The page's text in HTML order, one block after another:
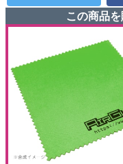
この商品